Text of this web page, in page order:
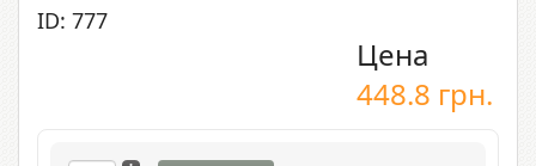
ID: 777
Цена
448.8 грн.